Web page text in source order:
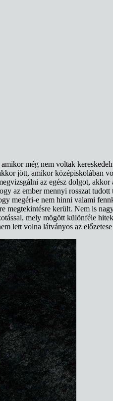
még nem voltak
jött, amikor
az egész dolgot,
az ember mennyi rosszat
megéri-e nem hinni valami
megtekintésre került. Nem is
mely mögött különféle
lett volna látványos az